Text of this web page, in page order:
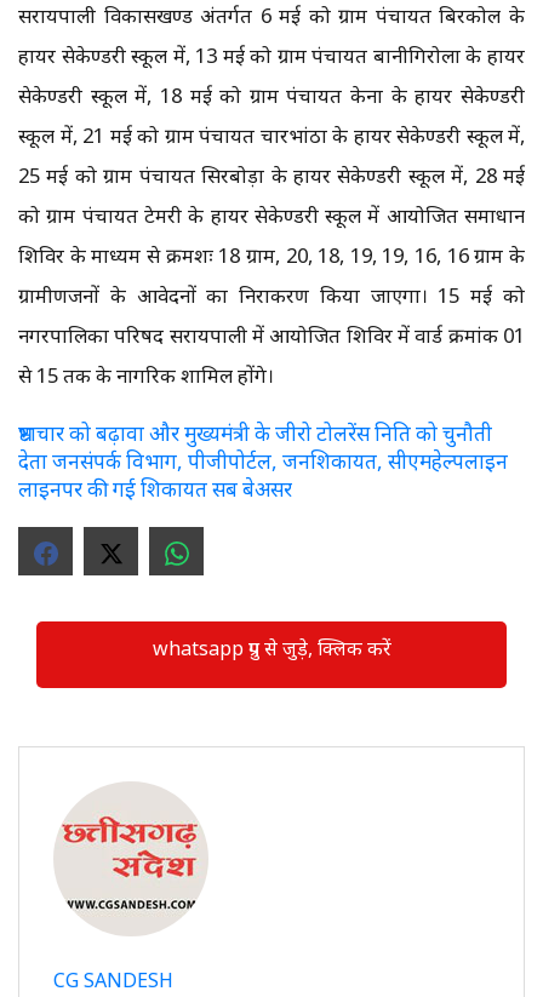
सरायपाली विकासखण्ड अंतर्गत 6 मई को ग्राम पंचायत बिरकोल के
हायर सेकेण्डरी स्कूल में, 13 मई को ग्राम पंचायत बानीगिरोला के हायर
सेकेण्डरी स्कूल में, 18 मई को ग्राम पंचायत केना के हायर सेकेण्डरी
स्कूल में, 21 मई को ग्राम पंचायत चारभांठा के हायर सेकेण्डरी स्कूल में,
25 मई को ग्राम पंचायत सिरबोड़ा के हायर सेकेण्डरी स्कूल में, 28 मई
को ग्राम पंचायत टेमरी के हायर सेकेण्डरी स्कूल में आयोजित समाधान
शिविर के माध्यम से क्रमशः 18 ग्राम, 20, 18, 19, 19, 16, 16 ग्राम के
ग्रामीणजनों के आवेदनों का निराकरण किया जाएगा। 15 मई को
नगरपालिका परिषद सरायपाली में आयोजित शिविर में वार्ड क्रमांक 01
से 15 तक के नागरिक शामिल होंगे।
भ्रष्टाचार को बढ़ावा और मुख्यमंत्री के जीरो टोलरेंस निति को चुनौती
देता जनसंपर्क विभाग, पीजीपोर्टल, जनशिकायत, सीएमहेल्पलाइन
लाइनपर की गई शिकायत सब बेअसर
whatsapp ग्रुप से जुड़े, क्लिक करें
CG SANDESH